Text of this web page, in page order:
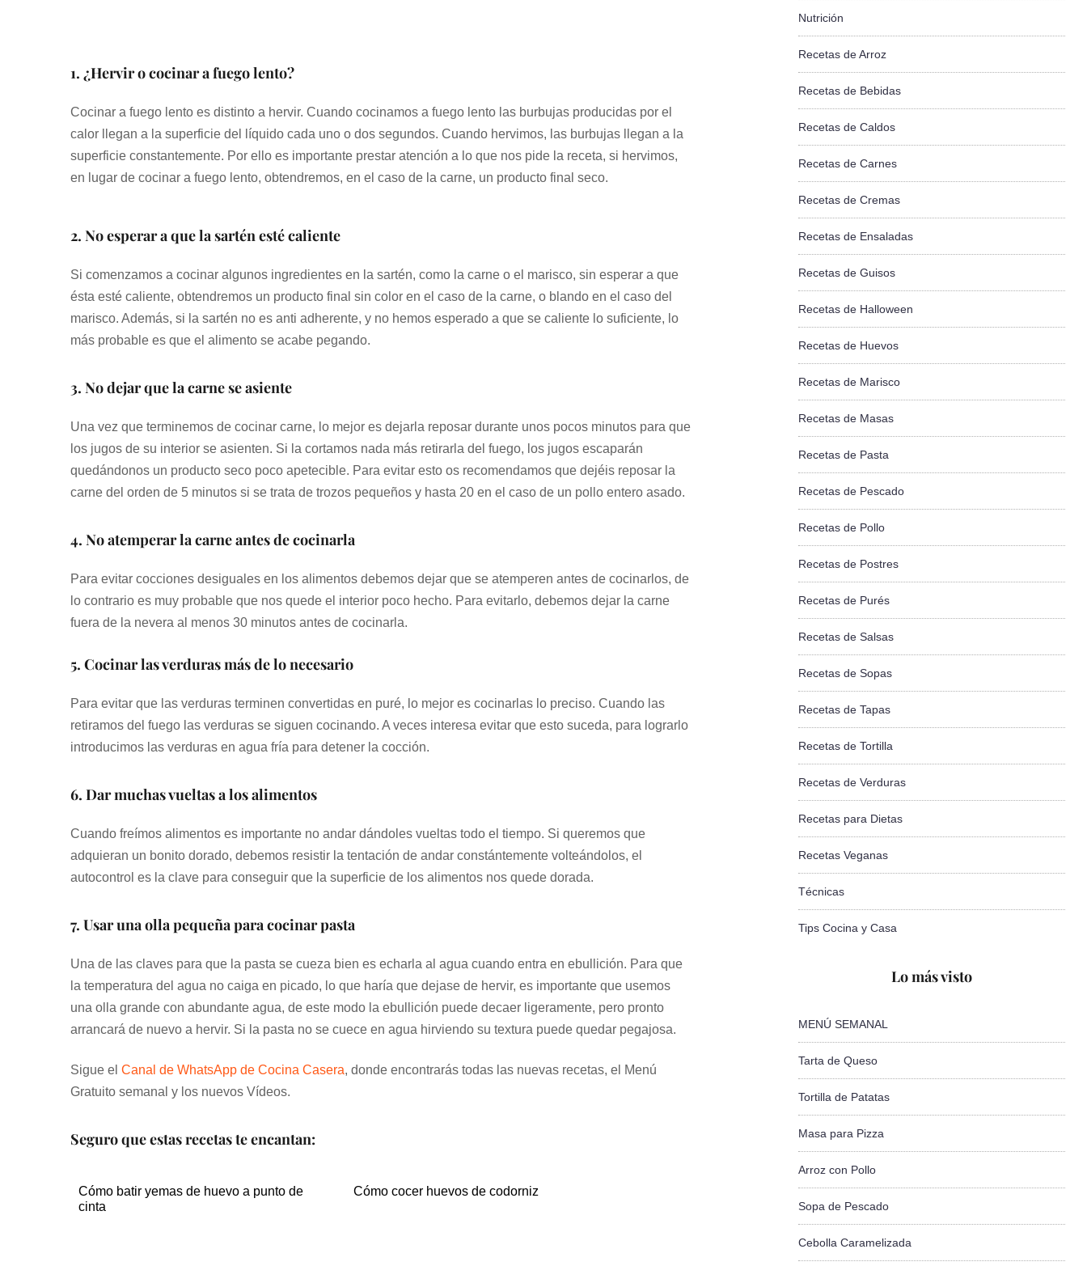
1. ¿Hervir o cocinar a fuego lento?
Cocinar a fuego lento es distinto a hervir. Cuando cocinamos a fuego lento las burbujas producidas por el
calor llegan a la superficie del líquido cada uno o dos segundos. Cuando hervimos, las burbujas llegan a la
superficie constantemente. Por ello es importante prestar atención a lo que nos pide la receta, si hervimos,
en lugar de cocinar a fuego lento, obtendremos, en el caso de la carne, un producto final seco.
2. No esperar a que la sartén esté caliente
Si comenzamos a cocinar algunos ingredientes en la sartén, como la carne o el marisco, sin esperar a que
ésta esté caliente, obtendremos un producto final sin color en el caso de la carne, o blando en el caso del
marisco. Además, si la sartén no es anti adherente, y no hemos esperado a que se caliente lo suficiente, lo
más probable es que el alimento se acabe pegando.
3. No dejar que la carne se asiente
Una vez que terminemos de cocinar carne, lo mejor es dejarla reposar durante unos pocos minutos para que
los jugos de su interior se asienten. Si la cortamos nada más retirarla del fuego, los jugos escaparán
quedándonos un producto seco poco apetecible. Para evitar esto os recomendamos que dejéis reposar la
carne del orden de 5 minutos si se trata de trozos pequeños y hasta 20 en el caso de un pollo entero asado.
4. No atemperar la carne antes de cocinarla
Para evitar cocciones desiguales en los alimentos debemos dejar que se atemperen antes de cocinarlos, de
lo contrario es muy probable que nos quede el interior poco hecho. Para evitarlo, debemos dejar la carne
fuera de la nevera al menos 30 minutos antes de cocinarla.
5. Cocinar las verduras más de lo necesario
Para evitar que las verduras terminen convertidas en puré, lo mejor es cocinarlas lo preciso. Cuando las
retiramos del fuego las verduras se siguen cocinando. A veces interesa evitar que esto suceda, para lograrlo
introducimos las verduras en agua fría para detener la cocción.
6. Dar muchas vueltas a los alimentos
Cuando freímos alimentos es importante no andar dándoles vueltas todo el tiempo. Si queremos que
adquieran un bonito dorado, debemos resistir la tentación de andar constántemente volteándolos, el
autocontrol es la clave para conseguir que la superficie de los alimentos nos quede dorada.
7. Usar una olla pequeña para cocinar pasta
Una de las claves para que la pasta se cueza bien es echarla al agua cuando entra en ebullición. Para que
la temperatura del agua no caiga en picado, lo que haría que dejase de hervir, es importante que usemos
una olla grande con abundante agua, de este modo la ebullición puede decaer ligeramente, pero pronto
arrancará de nuevo a hervir. Si la pasta no se cuece en agua hirviendo su textura puede quedar pegajosa.
Sigue el Canal de WhatsApp de Cocina Casera, donde encontrarás todas las nuevas recetas, el Menú
Gratuito semanal y los nuevos Vídeos.
Seguro que estas recetas te encantan:
Cómo batir yemas de huevo a punto de
cinta
Cómo cocer huevos de codorniz
Nutrición
Recetas de Arroz
Recetas de Bebidas
Recetas de Caldos
Recetas de Carnes
Recetas de Cremas
Recetas de Ensaladas
Recetas de Guisos
Recetas de Halloween
Recetas de Huevos
Recetas de Marisco
Recetas de Masas
Recetas de Pasta
Recetas de Pescado
Recetas de Pollo
Recetas de Postres
Recetas de Purés
Recetas de Salsas
Recetas de Sopas
Recetas de Tapas
Recetas de Tortilla
Recetas de Verduras
Recetas para Dietas
Recetas Veganas
Técnicas
Tips Cocina y Casa
Lo más visto
MENÚ SEMANAL
Tarta de Queso
Tortilla de Patatas
Masa para Pizza
Arroz con Pollo
Sopa de Pescado
Cebolla Caramelizada